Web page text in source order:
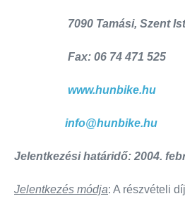
7090 Tamási, Szent
Fax: 06 74 471 525
www.hunbike.hu
info@hunbike.hu
Jelentkezési határidő: 2004.
Jelentkezés módja: A részvételi